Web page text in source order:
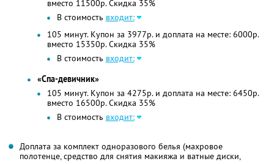
вместо 11500р. Скидка 35%
В стоимость входит:
105 минут. Купон за 3977р. и доплата на месте: 6000р.
вместо 15350р. Скидка 35%
В стоимость входит:
«Спа-девичник»
105 минут. Купон за 4275р. и доплата на месте: 6450р.
вместо 16500р. Скидка 35%
В стоимость входит:
Доплата за комплект одноразового белья (махровое
полотенце, средство для снятия макияжа и ватные диски,